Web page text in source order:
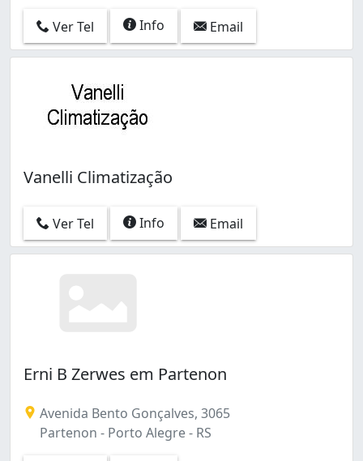
Ver Tel Info Email
Vanelli Climatização
Ver Tel Info Email
Erni B Zerwes em Partenon
Avenida Bento Gonçalves, 3065
Partenon - Porto Alegre - RS